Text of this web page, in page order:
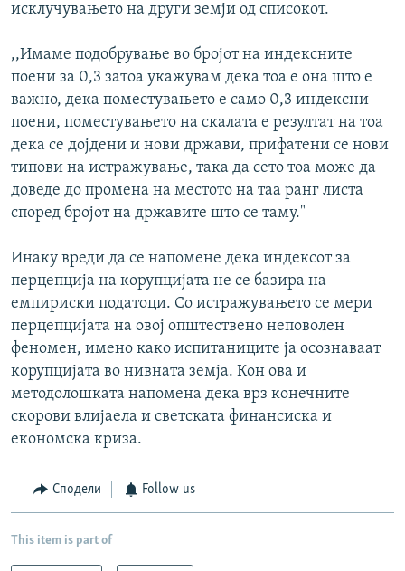
исклучувањето на други земји од списокот.
,,Имаме подобрување во бројот на индексните
поени за 0,3 затоа укажувам дека тоа е она што е
важно, дека поместувањето е само 0,3 индексни
поени, поместувањето на скалата е резултат на тоа
дека се дојдени и нови држави, прифатени се нови
типови на истражување, така да сето тоа може да
доведе до промена на местото на таа ранг листа
според бројот на државите што се таму."
Инаку вреди да се напомене дека индексот за
перцепција на корупцијата не се базира на
емпириски податоци. Со истражувањето се мери
перцепцијата на овој општествено неповолен
феномен, имено како испитаниците ја осознаваат
корупцијата во нивната земја. Кон ова и
методолошката напомена дека врз конечните
скорови влијаела и светската финансиска и
економска криза.
Сподели Follow us
This item is part of